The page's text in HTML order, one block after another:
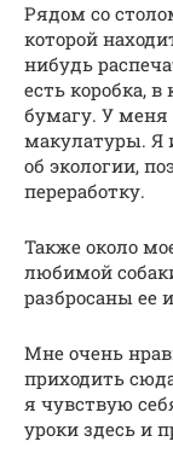
Рядом со
которой
нибудь
есть коробка,
бумагу. У меня
макулатуры. Я
об экологии,
переработку.
Также около
любимой
разбросаны ее
Мне очень
приходить
я чувствую
уроки здесь и